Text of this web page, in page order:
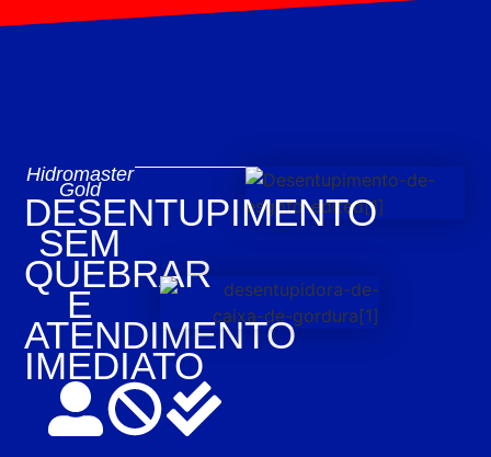
Hidromaster
Gold
DESENTUPIMENTO
SEM
QUEBRAR
E
ATENDIMENTO
IMEDIATO